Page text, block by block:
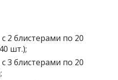
2 блистерами по 20
шт.);
3 блистерами по 20